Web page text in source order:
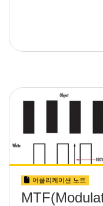
어플리케이션 노트